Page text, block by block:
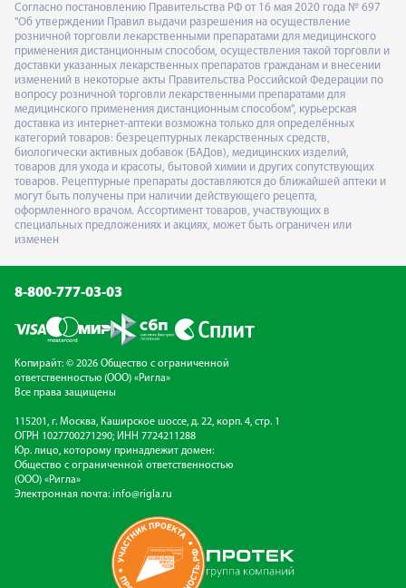
Согласно постановлению Правительства РФ от 16 мая 2020 года № 697
"Об утверждении Правил выдачи разрешения на осуществление
розничной торговли лекарственными препаратами для медицинского
применения дистанционным способом, осуществления такой торговли и
доставки указанных лекарственных препаратов гражданам и внесении
изменений в некоторые акты Правительства Российской Федерации по
вопросу розничной торговли лекарственными препаратами для
медицинского применения дистанционным способом", курьерская
доставка из интернет-аптеки возможна только для определённых
категорий товаров: безрецептурных лекарственных средств,
биологически активных добавок (БАДов), медицинских изделий,
товаров для ухода и красоты, бытовой химии и других сопутствующих
товаров. Рецептурные препараты доставляются до ближайшей аптеки и
могут быть получены при наличии действующего рецепта,
оформленного врачом. Ассортимент товаров, участвующих в
специальных предложениях и акциях, может быть ограничен или
изменен
8-800-777-03-03
Копирайт: © 2026 Общество с ограниченной
ответственностью (ООО) «Ригла»
Все права защищены
115201, г. Москва, Каширское шоссе, д. 22, корп. 4, стр. 1
ОГРН 1027700271290; ИНН 7724211288
Юр. лицо, которому принадлежит домен:
Общество с ограниченной ответственностью
(ООО) «Ригла»
Электронная почта: info@rigla.ru